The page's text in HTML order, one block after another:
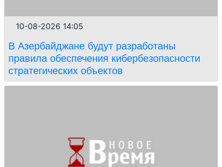
10-08-2026 14:05
В Азербайджане будут разработаны
правила обеспечения кибербезопасности
стратегических объектов